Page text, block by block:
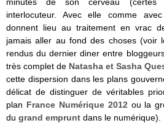
interlocuteur. Avec elle comme
donnent lieu au traitement en vrac
jamais aller au fond des choses (voir
rendus du dernier diner entre
très complet de Natasha et Sasha
cette dispersion dans les plans
délicat de distinguer de véritables
plan France Numérique 2012 ou la
du grand emprunt dans le numérique).